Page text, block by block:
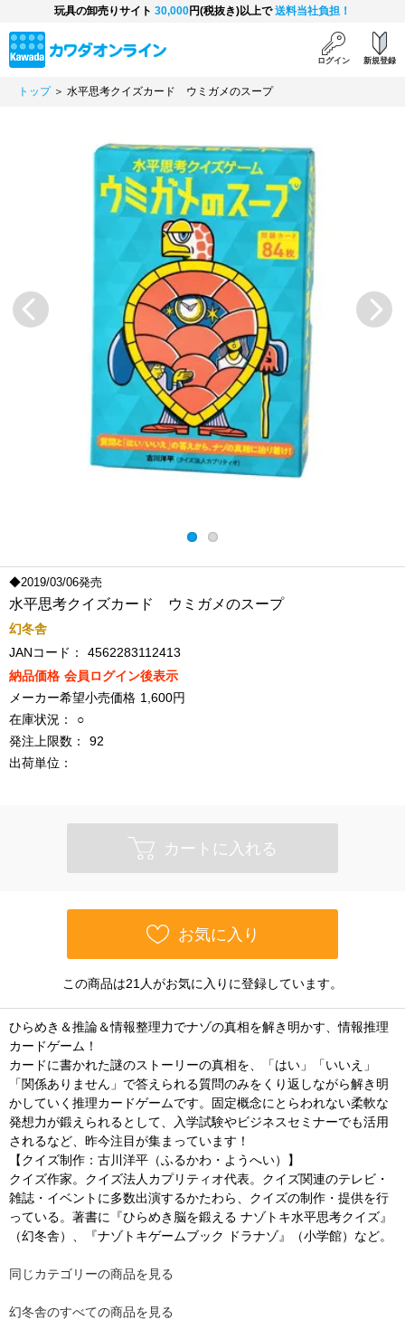
玩具の卸売りサイト 30,000円(税抜き)以上で送料当社負担！
ログイン 新規登録
トップ＞ 水平思考クイズカード ウミガメのスープ
◆2019/03/06発売
水平思考クイズカード ウミガメのスープ
幻冬舎
JANコード：
4562283112413
納品価格 会員ログイン後表示
メーカー希望小売価格 1,600円
在庫状況：
○
発注上限数：
92
出荷単位：
カートに入れる
お気に入り
この商品は21人がお気に入りに登録しています。
ひらめき＆推論＆情報整理力でナゾの真相を解き明かす、情報推理
カードゲーム！
カードに書かれた謎のストーリーの真相を、「はい」「いいえ」
「関係ありません」で答えられる質問のみをくり返しながら解き明
かしていく推理カードゲームです。固定概念にとらわれない柔軟な
発想力が鍛えられるとして、入学試験やビジネスセミナーでも活用
されるなど、昨今注目が集まっています！
【クイズ制作：古川洋平（ふるかわ・ようへい）】
クイズ作家。クイズ法人カプリティオ代表。クイズ関連のテレビ・
雑誌・イベントに多数出演するかたわら、クイズの制作・提供を行
っている。著書に『ひらめき脳を鍛える ナゾトキ水平思考クイズ』
（幻冬舎）、『ナゾトキゲームブック ドラナゾ』（小学館）など。
同じカテゴリーの商品を見る
幻冬舎のすべての商品を見る